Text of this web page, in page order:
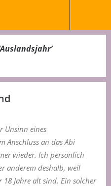
Auslandsjahr’
Unsinn eines
Anschluss an das Abi
wieder. Ich persönlich
anderem deshalb, weil
Jahre alt sind. Ein solcher